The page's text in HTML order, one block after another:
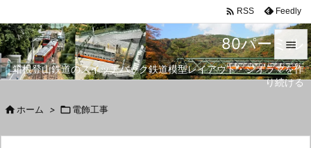
80パーミル
箱根登山鉄道のスイッチバック鉄道模型レイアウト・ジオラマを作
り続ける


メニュ
 RSS Feedly
 ホーム > 電飾工事